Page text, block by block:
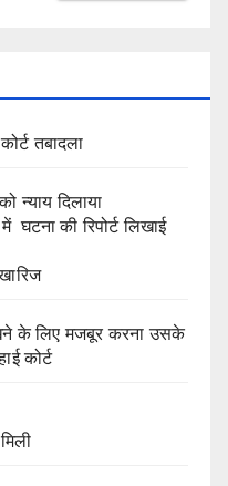
तबादला
न्याय दिलाया
की रिपोर्ट लिखाई
रखने के लिए मजबूर करना उसके
कोर्ट